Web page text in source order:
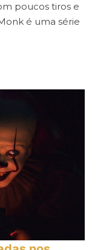
poucos tiros e
é uma série